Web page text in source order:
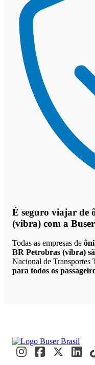
É seguro viajar de
(vibra) com a
Todas as empresas de
BR Petrobras (vibra)
Nacional de Transportes
para todos os